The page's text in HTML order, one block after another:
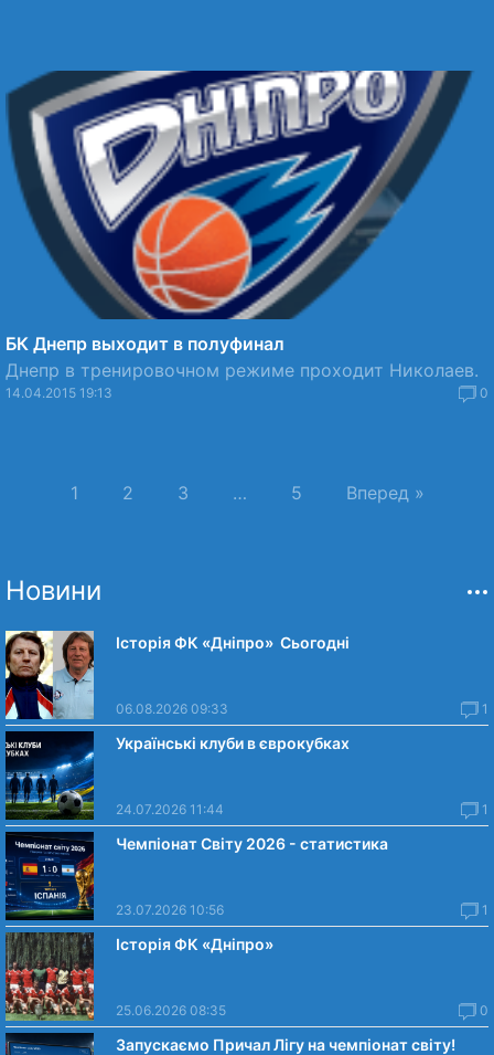
БК Днепр выходит в полуфинал
Днепр в тренировочном режиме проходит Николаев.
14.04.2015 19:13 0
1 2 3 … 5 Вперед »
Новини
Історія ФК «Дніпро» Сьогодні
06.08.2026 09:33 1
Українські клуби в єврокубках
24.07.2026 11:44 1
Чемпіонат Світу 2026 - статистика
23.07.2026 10:56 1
Історія ФК «Дніпро»
25.06.2026 08:35 0
Запускаємо Причал Лігу на чемпіонат світу!